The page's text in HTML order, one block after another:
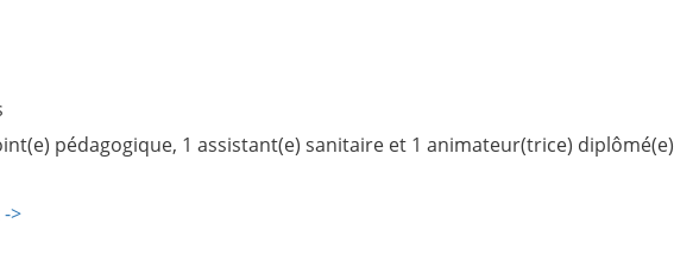
pédagogique, 1 assistant(e) sanitaire et 1 animateur(trice) diplômé(e)
>